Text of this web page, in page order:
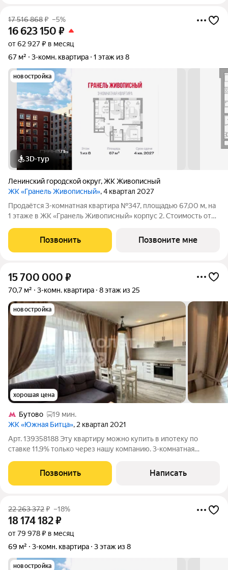
17 516 868₽ –5%
16 623 150 ₽
от 62 927 ₽ в месяц
67 м²
3-комн. квартира 1 этаж из 8
новостройка
3D-тур
Ленинский городской округ,ЖК Живописный
ЖК «Гранель Живописный», 4 квартал 2027
Продаётся 3-комнатная квартира №347, площадью 67,00 м, на
1 этаже в ЖК «Гранель Живописный» корпус 2. Стоимость от
во двор. Для ценителей природы и красоты всего в 3,6 км от
МКАД в
Позвонить Позвоните мне
15 700 000 ₽
70,7 м² 3-комн. квартира 8 этаж из 25
новостройка
хорошая цена
Бутово
19 мин.
ЖК «Южная Битца», 2 квартал 2021
Арт. 139358188 Эту квартиру можно купить в ипотеку по
ставке 11,9% только через нашу компанию. 3-комнатная
Южная Битца. Если вы ищете квартиру в локации, которая уже
сегодня комфортна для жизни
Позвонить Написать
22 263 372₽ –18%
18 174 182₽
от 79 978 ₽ в месяц
69 м²
3-комн. квартира 3 этаж из 8
новостройка